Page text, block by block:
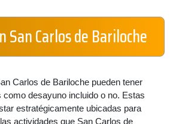
San Carlos de Bariloche
Carlos de Bariloche pueden tener
desayuno incluido o no. Estas
estratégicamente ubicadas para
actividades que San Carlos de